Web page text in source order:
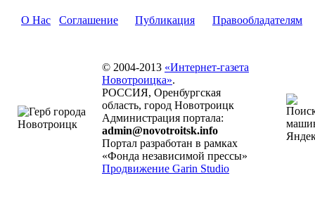
О Нас Соглашение Публикация Правообладателям
© 2004-2013 «Интернет-газета
Новотроицка».
РОССИЯ, Оренбургская
область, город Новотроицк
Администрация портала:
admin@novotroitsk.info
Портал разработан в рамках
«Фонда независимой прессы»
Продвижение Garin Studio